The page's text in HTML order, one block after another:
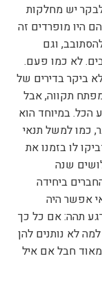
יש מחלקות
היו מופרדים זה
וגם
לא כמו פעם.
ביקר בדירים של
מפתח תקווה, אבל
הכל. במיוחד הוא
כמו למשל תנאי
לו בזמנו את
שנה
ביחידה
אפשר היה
תהה: אם כל כך
לא נותנים להן
חבל אם איל